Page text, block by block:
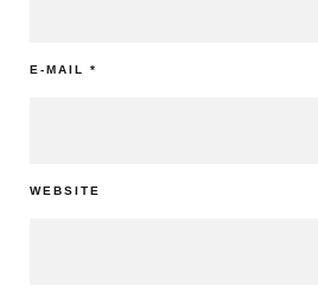
E-MAIL *
WEBSITE